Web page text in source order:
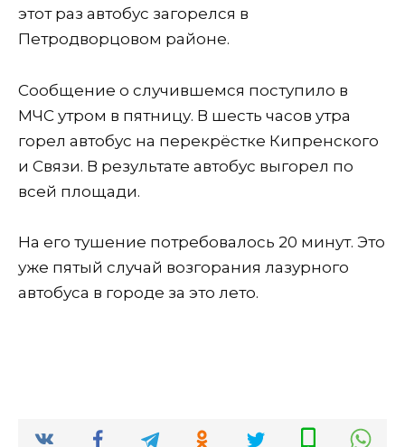
этот раз автобус загорелся в
Петродворцовом районе.
Сообщение о случившемся поступило в
МЧС утром в пятницу. В шесть часов утра
горел автобус на перекрёстке Кипренского
и Связи. В результате автобус выгорел по
всей площади.
На его тушение потребовалось 20 минут. Это
уже пятый случай возгорания лазурного
автобуса в городе за это лето.